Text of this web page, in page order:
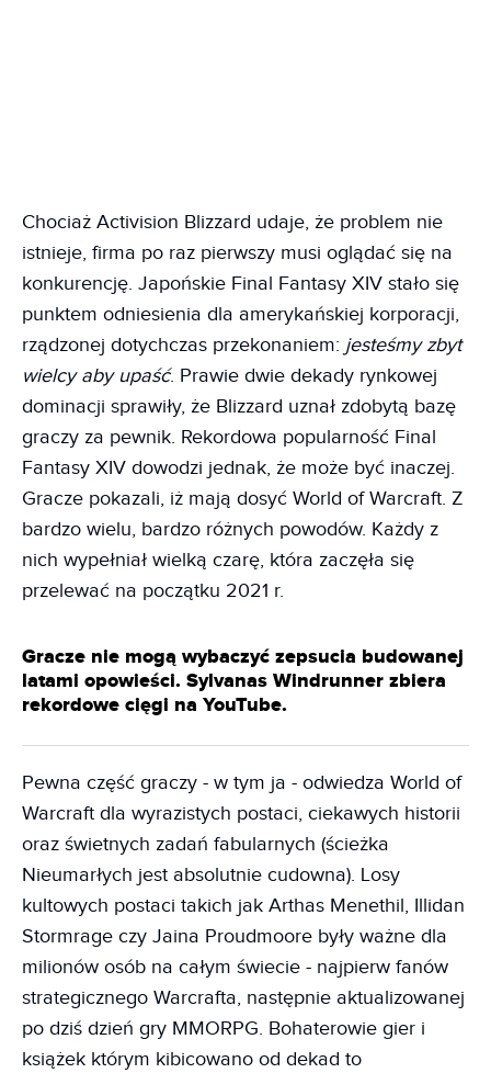
Chociaż Activision Blizzard udaje, że problem nie
istnieje, firma po raz pierwszy musi oglądać się na
konkurencję. Japońskie Final Fantasy XIV stało się
punktem odniesienia dla amerykańskiej korporacji,
rządzonej dotychczas przekonaniem: jesteśmy zbyt
wielcy aby upaść. Prawie dwie dekady rynkowej
dominacji sprawiły, że Blizzard uznał zdobytą bazę
graczy za pewnik. Rekordowa popularność Final
Fantasy XIV dowodzi jednak, że może być inaczej.
Gracze pokazali, iż mają dosyć World of Warcraft. Z
bardzo wielu, bardzo różnych powodów. Każdy z
nich wypełniał wielką czarę, która zaczęła się
przelewać na początku 2021 r.
Gracze nie mogą wybaczyć zepsucia budowanej
latami opowieści. Sylvanas Windrunner zbiera
rekordowe cięgi na YouTube.
Pewna część graczy - w tym ja - odwiedza World of
Warcraft dla wyrazistych postaci, ciekawych historii
oraz świetnych zadań fabularnych (ścieżka
Nieumarłych jest absolutnie cudowna). Losy
kultowych postaci takich jak Arthas Menethil, Illidan
Stormrage czy Jaina Proudmoore były ważne dla
milionów osób na całym świecie - najpierw fanów
strategicznego Warcrafta, następnie aktualizowanej
po dziś dzień gry MMORPG. Bohaterowie gier i
książek którym kibicowano od dekad to